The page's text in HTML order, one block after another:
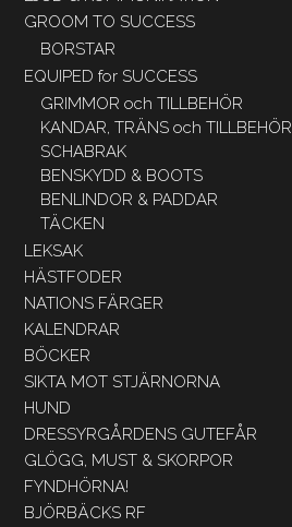
GROOM TO SUCCESS
BORSTAR
EQUIPED for SUCCESS
GRIMMOR och TILLBEHÖR
KANDAR, TRÄNS och TILLBEHÖR
SCHABRAK
BENSKYDD & BOOTS
BENLINDOR & PADDAR
TÄCKEN
LEKSAK
HÄSTFODER
NATIONS FÄRGER
KALENDRAR
BÖCKER
SIKTA MOT STJÄRNORNA
HUND
DRESSYRGÅRDENS GUTEFÅR
GLÖGG, MUST & SKORPOR
FYNDHÖRNA!
BJÖRBÄCKS RF